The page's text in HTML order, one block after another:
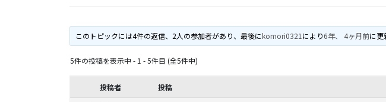
このトピックには4件の返信、2人の参加者があり、最後にkomori0321 により6年、 4ヶ月前に更
5件の投稿を表示中 - 1 - 5件目 (全5件中)
投稿者 投稿